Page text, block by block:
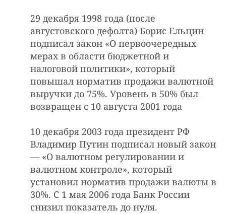
29 декабря 1998 года (после
августовского дефолта) Борис Ельцин
подписал закон «О первоочередных
мерах в области бюджетной и
налоговой политики», который
повышал норматив продажи валютной
выручки до 75%. Уровень в 50% был
возвращен с 10 августа 2001 года
10 декабря 2003 года президент РФ
Владимир Путин подписал новый закон
— «О валютном регулировании и
валютном контроле», который
установил норматив продажи валюты в
30%. С 1 мая 2006 года Банк России
снизил показатель до нуля.